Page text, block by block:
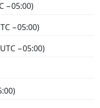
−05:00)
−05:00)
−05:00)